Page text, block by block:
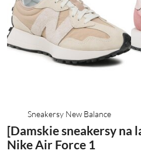
Sneakersy New Balance
[Damskie sneakersy na
Nike Air Force 1